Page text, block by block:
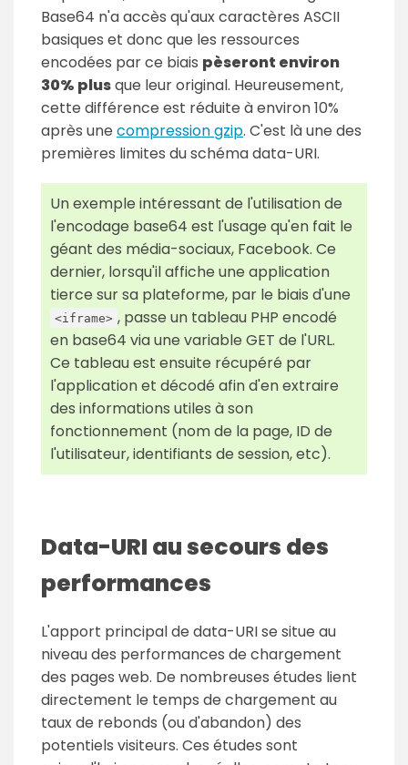
Base64 n'a accès qu'aux caractères ASCII
basiques et donc que les ressources
encodées par ce biais pèseront environ
30% plusque leur original. Heureusement,
cette différence est réduite à environ 10%
après une compression gzip. C'est là une des
premières limites du schéma data-URI.
Un exemple intéressant de l'utilisation de
l'encodage base64 est l'usage qu'en fait le
géant des média-sociaux, Facebook. Ce
dernier, lorsqu'il affiche une application
tierce sur sa plateforme, par le biais d'une
<iframe> , passe un tableau PHP encodé
en base64 via une variable GET de l'URL.
Ce tableau est ensuite récupéré par
l'application et décodé afin d'en extraire
des informations utiles à son
fonctionnement (nom de la page, ID de
l'utilisateur, identifiants de session, etc).
Data-URI au secours des
performances
L'apport principal de data-URI se situe au
niveau des performances de chargement
des pages web. De nombreuses études lient
directement le temps de chargement au
taux de rebonds (ou d'abandon) des
potentiels visiteurs. Ces études sont